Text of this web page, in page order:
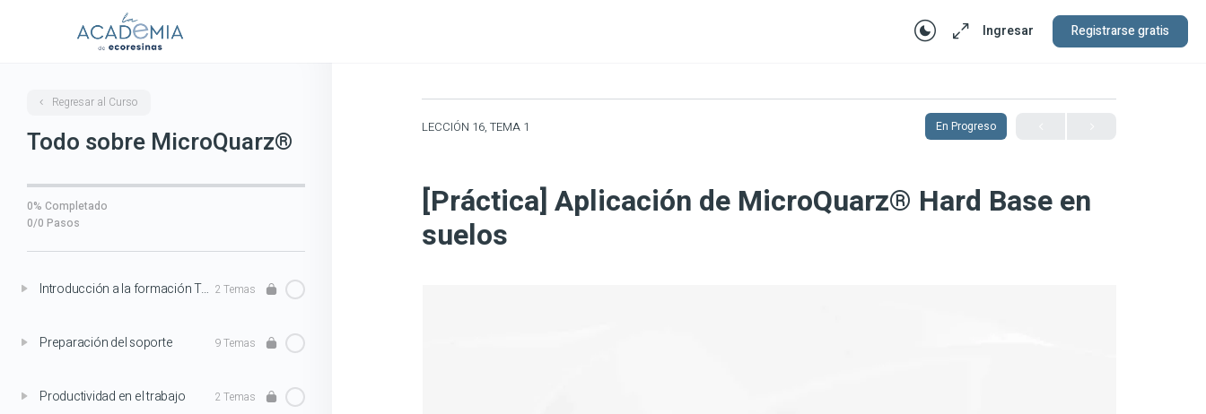
Ingresar Registrarse gratis
Regresar al Curso
Todo sobre MicroQuarz®
0% Completado
0/0 Pasos
Introducción a la formación Todo sobre MicroQuarz® 2 Temas
Preparación del soporte 9 Temas
Productividad en el trabajo 2 Temas
LECCIÓN 16, TEMA 1 En Progreso
[Práctica] Aplicación de MicroQuarz® Hard Base en
suelos